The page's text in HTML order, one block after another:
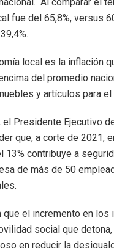
fue del 65,8%, versus
local es la inflación
del promedio
y artículos para
Presidente Ejecutivo
que, a corte de 2021,
13% contribuye a
de más de 50
que el incremento en
social que
en reducir la